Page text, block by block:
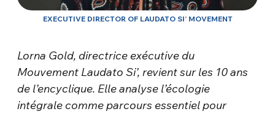
EXECUTIVE DIRECTOR OF LAUDATO SI’ MOVEMENT
Lorna Gold, directrice exécutive du
Mouvement Laudato Si’, revient sur les 10 ans
de l’encyclique. Elle analyse l’écologie
intégrale comme parcours essentiel pour